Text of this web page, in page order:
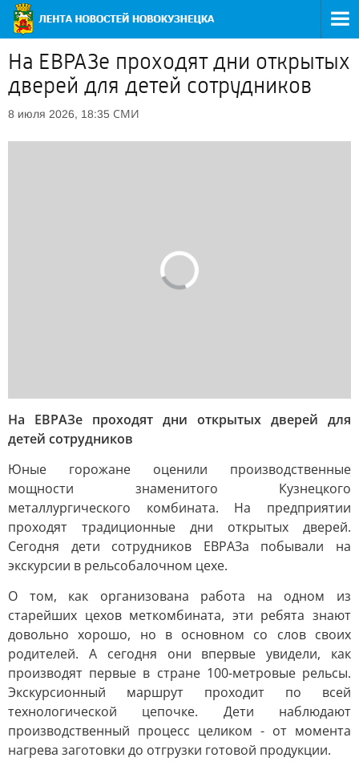
На ЕВРАЗе проходят дни открытых
дверей для детей сотрудников
8 июля 2026, 18:35 СМИ
На ЕВРАЗе проходят дни открытых дверей для
детей сотрудников
Юные горожане оценили производственные
мощности знаменитого Кузнецкого
металлургического комбината. На предприятии
проходят традиционные дни открытых дверей.
Сегодня дети сотрудников ЕВРАЗа побывали на
экскурсии в рельсобалочном цехе.
О том, как организована работа на одном из
старейших цехов меткомбината, эти ребята знают
довольно хорошо, но в основном со слов своих
родителей. А сегодня они впервые увидели, как
производят первые в стране 100-метровые рельсы.
Экскурсионный маршрут проходит по всей
технологической цепочке. Дети наблюдают
производственный процесс целиком - от момента
нагрева заготовки до отгрузки готовой продукции.